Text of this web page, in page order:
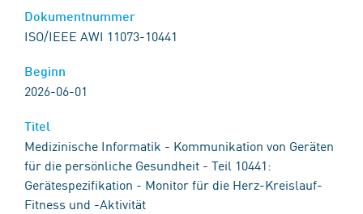
Dokumentnummer
ISO/IEEE AWI 11073-10441
Beginn
2026-06-01
Titel
Medizinische Informatik - Kommunikation von Geräten
für die persönliche Gesundheit - Teil 10441:
Gerätespezifikation - Monitor für die Herz-Kreislauf-
Fitness und -Aktivität